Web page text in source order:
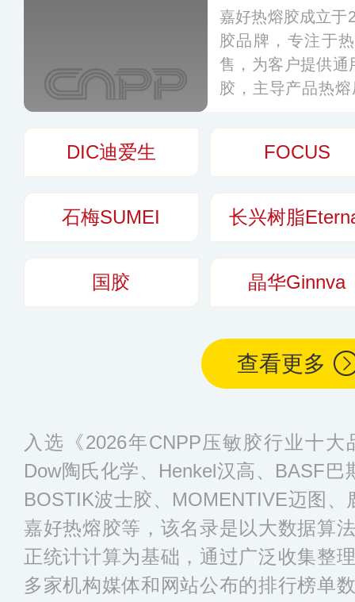
嘉好热熔胶成立于
胶品牌，专注于
售，为客户提供通
胶，主导产品热
区，已成为国内
DIC迪爱生 FOCUS
石梅SUMEI 长兴树脂
国胶 晶华Ginnva
查看更多
入选《2026年CNPP压敏胶行业十
Dow陶氏化学、Henkel汉高、BASF巴
BOSTIK波士胶、MOMENTIVE迈图、
嘉好热熔胶等，该名录是以大数据算
正统计计算为基础，通过广泛收集整
多家机构媒体和网站公布的排行榜单